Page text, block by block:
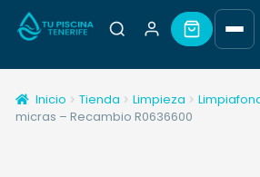
Inicio Tienda Limpieza
micras – Recambio R0636600